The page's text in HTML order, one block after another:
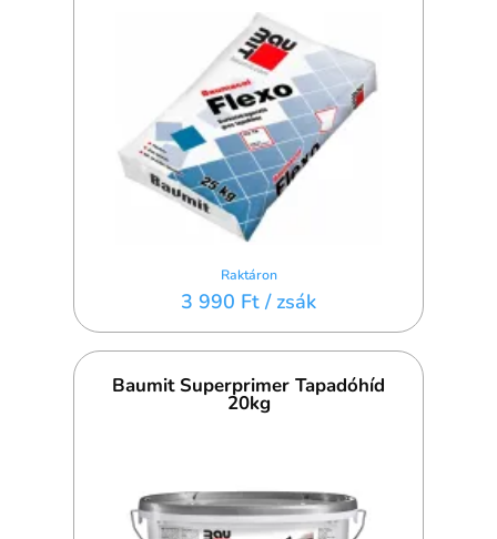
Raktáron
3 990 Ft / zsák
Baumit Superprimer Tapadóhíd
20kg